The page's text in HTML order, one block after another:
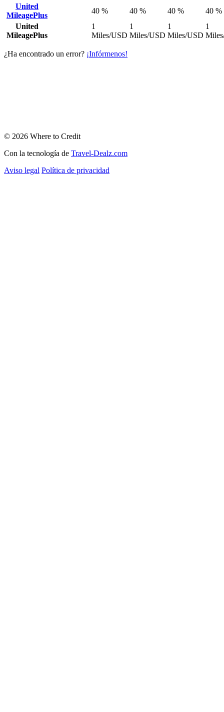
United
MileagePlus
40 % 40 % 40 %
40 %
United
MileagePlus
1
Miles/USD
1
Miles/USD
1
Miles/USD
1
¿Ha encontrado un error? ¡Infórmenos!
© 2026 Where to Credit
Con la tecnología de Travel-Dealz.com
Aviso legal Política de privacidad